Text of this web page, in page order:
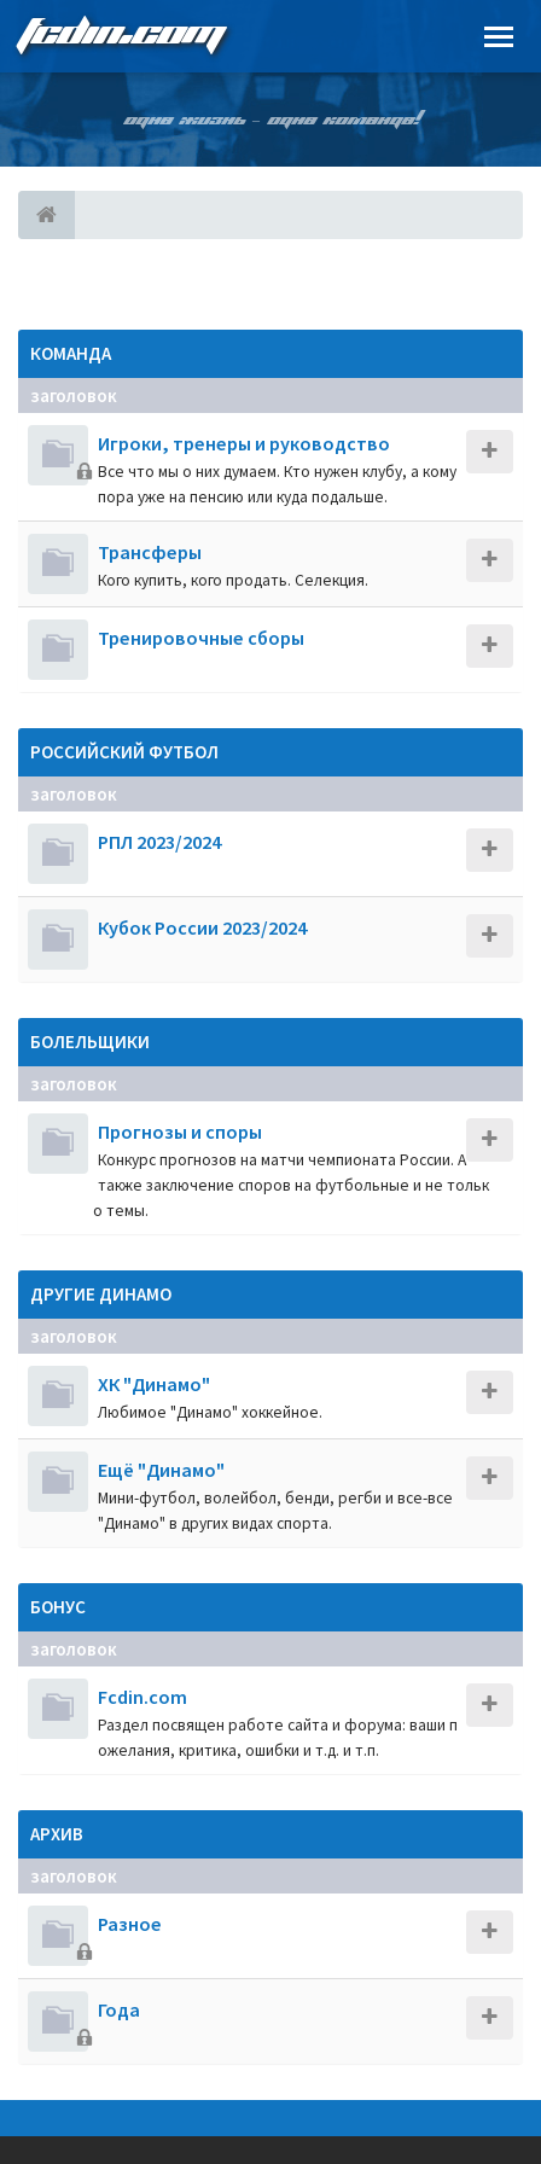
FCDIN.COM
ОДНА ЖИЗНЬ – ОДНА КОМАНДА!
КОМАНДА
заголовок
Игроки, тренеры и руководство
Все что мы о них думаем. Кто нужен клубу, а кому
пора уже на пенсию или куда подальше.
Трансферы
Кого купить, кого продать. Селекция.
Тренировочные сборы
РОССИЙСКИЙ ФУТБОЛ
заголовок
РПЛ 2023/2024
Кубок России 2023/2024
БОЛЕЛЬЩИКИ
заголовок
Прогнозы и споры
Конкурс прогнозов на матчи чемпионата России. А
также заключение споров на футбольные и не тольк
о темы.
ДРУГИЕ ДИНАМО
заголовок
ХК "Динамо"
Любимое "Динамо" хоккейное.
Ещё "Динамо"
Мини-футбол, волейбол, бенди, регби и все-все
"Динамо" в других видах спорта.
БОНУС
заголовок
Fcdin.com
Раздел посвящен работе сайта и форума: ваши п
ожелания, критика, ошибки и т.д. и т.п.
АРХИВ
заголовок
Разное
Года